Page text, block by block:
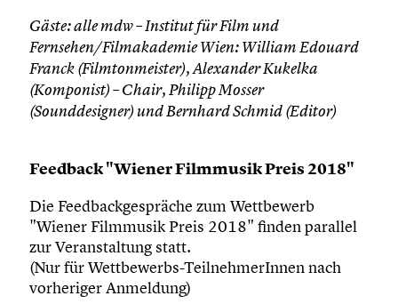
Gäste: alle mdw – Institut für Film und
Fernsehen/Filmakademie Wien: William Edouard
Franck (Filmtonmeister), Alexander Kukelka
(Komponist) – Chair, Philipp Mosser
(Sounddesigner) und Bernhard Schmid (Editor)
Feedback "Wiener Filmmusik Preis 2018"
Die Feedbackgespräche zum Wettbewerb
"Wiener Filmmusik Preis 2018" finden parallel
zur Veranstaltung statt.
(Nur für Wettbewerbs-TeilnehmerInnen nach
vorheriger Anmeldung)